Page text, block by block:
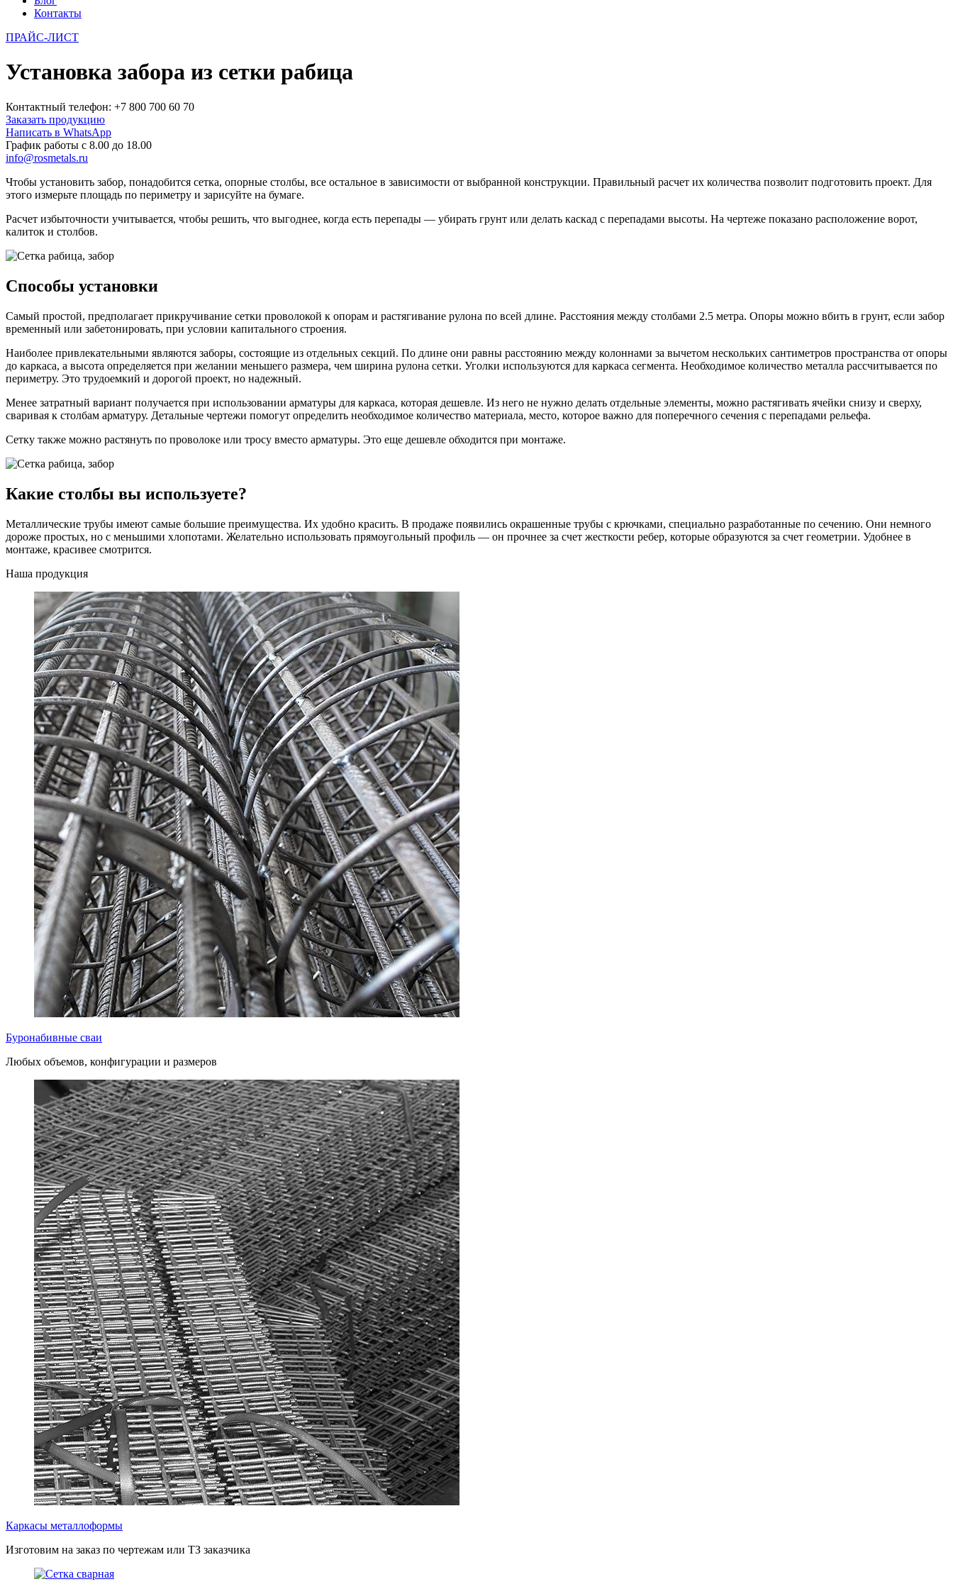
Контакты
ПРАЙС-ЛИСТ
Установка забора из сетки рабица
Контактный телефон: +7 800 700 60 70
Заказать продукцию
Написать в WhatsApp
График работы c 8.00 до 18.00
info@rosmetals.ru
Чтобы установить забор, понадобится сетка, опорные столбы, все остальное в зависимости от выбранной конструкции. Правильный расчет их количества позволит подготовить проект. Для
этого измерьте площадь по периметру и зарисуйте на бумаге.
Расчет избыточности учитывается, чтобы решить, что выгоднее, когда есть перепады — убирать грунт или делать каскад с перепадами высоты. На чертеже показано расположение ворот,
калиток и столбов.
Способы установки
Самый простой, предполагает прикручивание сетки проволокой к опорам и растягивание рулона по всей длине. Расстояния между столбами 2.5 метра. Опоры можно вбить в грунт, если забор
временный или забетонировать, при условии капитального строения.
Наиболее привлекательными являются заборы, состоящие из отдельных секций. По длине они равны расстоянию между колоннами за вычетом нескольких сантиметров пространства от опоры
до каркаса, а высота определяется при желании меньшего размера, чем ширина рулона сетки. Уголки используются для каркаса сегмента. Необходимое количество металла рассчитывается по
периметру. Это трудоемкий и дорогой проект, но надежный.
Менее затратный вариант получается при использовании арматуры для каркаса, которая дешевле. Из него не нужно делать отдельные элементы, можно растягивать ячейки снизу и сверху,
сваривая к столбам арматуру. Детальные чертежи помогут определить необходимое количество материала, место, которое важно для поперечного сечения с перепадами рельефа.
Сетку также можно растянуть по проволоке или тросу вместо арматуры. Это еще дешевле обходится при монтаже.
Какие столбы вы используете?
Металлические трубы имеют самые большие преимущества. Их удобно красить. В продаже появились окрашенные трубы с крючками, специально разработанные по сечению. Они немного
дороже простых, но с меньшими хлопотами. Желательно использовать прямоугольный профиль — он прочнее за счет жесткости ребер, которые образуются за счет геометрии. Удобнее в
монтаже, красивее смотрится.
Наша продукция
Буронабивные сваи
Любых объемов, конфигурации и размеров
Каркасы металлоформы
Изготовим на заказ по чертежам или ТЗ заказчика